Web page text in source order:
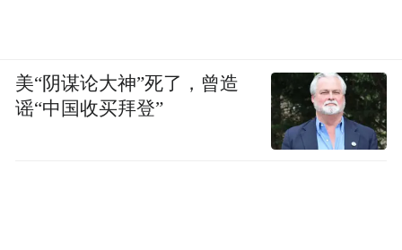
美“阴谋论大神”死了，曾造
谣“中国收买拜登”